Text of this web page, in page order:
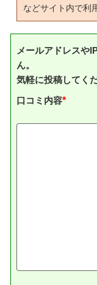
などサイト内で利
メールアドレスや
ん。
気軽に投稿してく
口コミ内容*